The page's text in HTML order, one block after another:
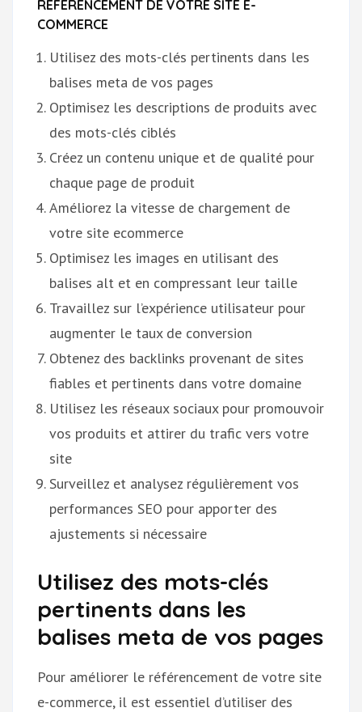
RÉFÉRENCEMENT DE VOTRE SITE E-
COMMERCE
Utilisez des mots-clés pertinents dans les
balises meta de vos pages
Optimisez les descriptions de produits avec
des mots-clés ciblés
Créez un contenu unique et de qualité pour
chaque page de produit
Améliorez la vitesse de chargement de
votre site ecommerce
Optimisez les images en utilisant des
balises alt et en compressant leur taille
Travaillez sur l’expérience utilisateur pour
augmenter le taux de conversion
Obtenez des backlinks provenant de sites
fiables et pertinents dans votre domaine
Utilisez les réseaux sociaux pour promouvoir
vos produits et attirer du trafic vers votre
site
Surveillez et analysez régulièrement vos
performances SEO pour apporter des
ajustements si nécessaire
Utilisez des mots-clés
pertinents dans les
balises meta de vos pages
Pour améliorer le référencement de votre site
e-commerce, il est essentiel d’utiliser des